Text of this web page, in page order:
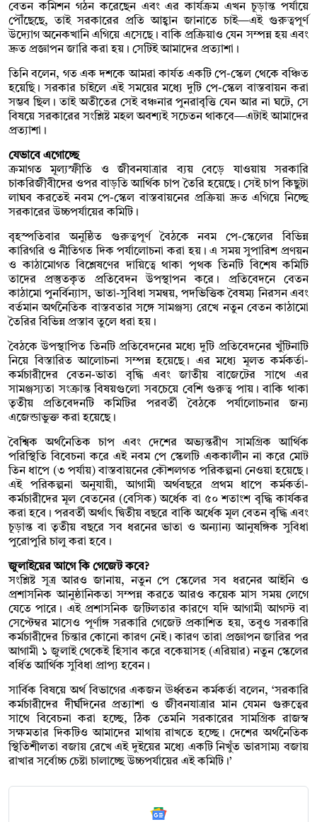
বেতন কমিশন গঠন করেছেন এবং এর কার্যক্রম এখন চূড়ান্ত পর্যায়ে
পৌঁছেছে, তাই সরকারের প্রতি আহ্বান জানাতে চাই—এই গুরুত্বপূর্ণ
উদ্যোগ অনেকখানি এগিয়ে এসেছে। বাকি প্রক্রিয়াও যেন সম্পন্ন হয় এবং
দ্রুত প্রজ্ঞাপন জারি করা হয়। সেটিই আমাদের প্রত্যাশা।
তিনি বলেন, গত এক দশকে আমরা কার্যত একটি পে-স্কেল থেকে বঞ্চিত
হয়েছি। সরকার চাইলে এই সময়ের মধ্যে দুটি পে-স্কেল বাস্তবায়ন করা
সম্ভব ছিল। তাই অতীতের সেই বঞ্চনার পুনরাবৃত্তি যেন আর না ঘটে, সে
বিষয়ে সরকারের সংশ্লিষ্ট মহল অবশ্যই সচেতন থাকবে—এটাই আমাদের
প্রত্যাশা।
যেভাবে এগোচ্ছে
ক্রমাগত মূল্যস্ফীতি ও জীবনযাত্রার ব্যয় বেড়ে যাওয়ায় সরকারি
চাকরিজীবীদের ওপর বাড়তি আর্থিক চাপ তৈরি হয়েছে। সেই চাপ কিছুটা
লাঘব করতেই নবম পে-স্কেল বাস্তবায়নের প্রক্রিয়া দ্রুত এগিয়ে নিচ্ছে
সরকারের উচ্চপর্যায়ের কমিটি।
বৃহস্পতিবার অনুষ্ঠিত গুরুত্বপূর্ণ বৈঠকে নবম পে-স্কেলের বিভিন্ন
কারিগরি ও নীতিগত দিক পর্যালোচনা করা হয়। এ সময় সুপারিশ প্রণয়ন
ও কাঠামোগত বিশ্লেষণের দায়িত্বে থাকা পৃথক তিনটি বিশেষ কমিটি
তাদের প্রস্তুতকৃত প্রতিবেদন উপস্থাপন করে। প্রতিবেদনে বেতন
কাঠামো পুনর্বিন্যাস, ভাতা-সুবিধা সমন্বয়, পদভিত্তিক বৈষম্য নিরসন এবং
বর্তমান অর্থনৈতিক বাস্তবতার সঙ্গে সামঞ্জস্য রেখে নতুন বেতন কাঠামো
তৈরির বিভিন্ন প্রস্তাব তুলে ধরা হয়।
বৈঠকে উপস্থাপিত তিনটি প্রতিবেদনের মধ্যে দুটি প্রতিবেদনের খুঁটিনাটি
নিয়ে বিস্তারিত আলোচনা সম্পন্ন হয়েছে। এর মধ্যে মূলত কর্মকর্তা-
কর্মচারীদের বেতন-ভাতা বৃদ্ধি এবং জাতীয় বাজেটের সাথে এর
সামঞ্জস্যতা সংক্রান্ত বিষয়গুলো সবচেয়ে বেশি গুরুত্ব পায়। বাকি থাকা
তৃতীয় প্রতিবেদনটি কমিটির পরবর্তী বৈঠকে পর্যালোচনার জন্য
এজেন্ডাভুক্ত করা হয়েছে।
বৈশ্বিক অর্থনৈতিক চাপ এবং দেশের অভ্যন্তরীণ সামগ্রিক আর্থিক
পরিস্থিতি বিবেচনা করে এই নবম পে স্কেলটি এককালীন না করে মোট
তিন ধাপে (৩ পর্যায়) বাস্তবায়নের কৌশলগত পরিকল্পনা নেওয়া হয়েছে।
এই পরিকল্পনা অনুযায়ী, আগামী অর্থবছরে প্রথম ধাপে কর্মকর্তা-
কর্মচারীদের মূল বেতনের (বেসিক) অর্ধেক বা ৫০ শতাংশ বৃদ্ধি কার্যকর
করা হবে। পরবর্তী অর্থাৎ দ্বিতীয় বছরে বাকি অর্ধেক মূল বেতন বৃদ্ধি এবং
চূড়ান্ত বা তৃতীয় বছরে সব ধরনের ভাতা ও অন্যান্য আনুষঙ্গিক সুবিধা
পুরোপুরি চালু করা হবে।
জুলাইয়ের আগে কি গেজেট কবে?
সংশ্লিষ্ট সূত্র আরও জানায়, নতুন পে স্কেলের সব ধরনের আইনি ও
প্রশাসনিক আনুষ্ঠানিকতা সম্পন্ন করতে আরও কয়েক মাস সময় লেগে
যেতে পারে। এই প্রশাসনিক জটিলতার কারণে যদি আগামী আগস্ট বা
সেপ্টেম্বর মাসেও পূর্ণাঙ্গ সরকারি গেজেট প্রকাশিত হয়, তবুও সরকারি
কর্মচারীদের চিন্তার কোনো কারণ নেই। কারণ তারা প্রজ্ঞাপন জারির পর
আগামী ১ জুলাই থেকেই হিসাব করে বকেয়াসহ (এরিয়ার) নতুন স্কেলের
বর্ধিত আর্থিক সুবিধা প্রাপ্য হবেন।
সার্বিক বিষয়ে অর্থ বিভাগের একজন ঊর্ধ্বতন কর্মকর্তা বলেন, ‘সরকারি
কর্মচারীদের দীর্ঘদিনের প্রত্যাশা ও জীবনযাত্রার মান যেমন গুরুত্বের
সাথে বিবেচনা করা হচ্ছে, ঠিক তেমনি সরকারের সামগ্রিক রাজস্ব
সক্ষমতার দিকটিও আমাদের মাথায় রাখতে হচ্ছে। দেশের অর্থনৈতিক
স্থিতিশীলতা বজায় রেখে এই দুইয়ের মধ্যে একটি নিখুঁত ভারসাম্য বজায়
রাখার সর্বোচ্চ চেষ্টা চালাচ্ছে উচ্চপর্যায়ের এই কমিটি।’